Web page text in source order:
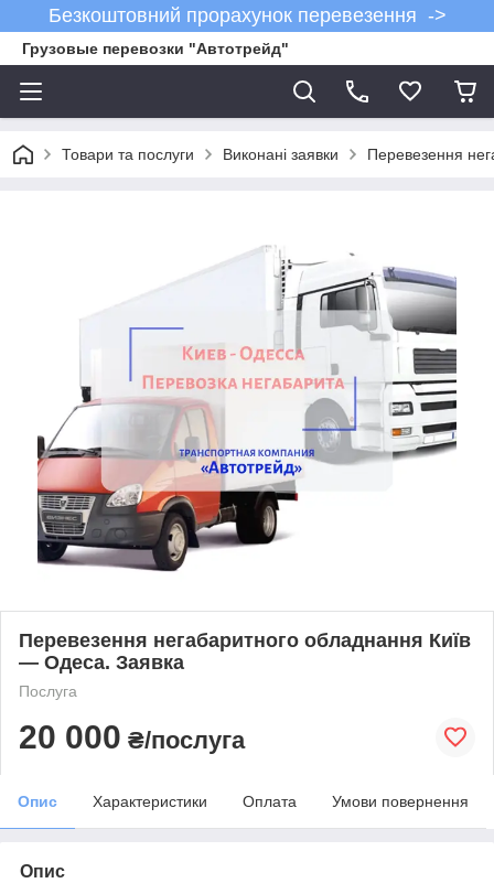
Безкоштовний прорахунок перевезення ->
Грузовые перевозки "Автотрейд"
Товари та послуги Виконані заявки Перевезення
Перевезення негабаритного обладнання Київ
— Одеса. Заявка
Послуга
20 000 ₴/послуга
Опис Характеристики Оплата Умови повернення
Опис